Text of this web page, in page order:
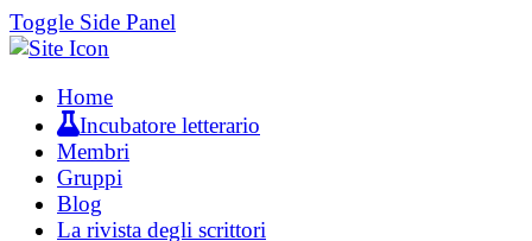
Toggle Side Panel
Home
Incubatore letterario
Membri
Gruppi
Blog
La rivista degli scrittori